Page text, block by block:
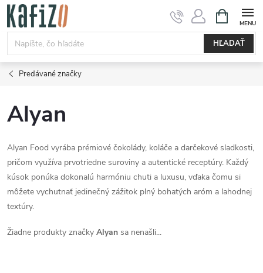
Prejsť
obsah
HĽADAŤ
KOŠÍK
Predávané značky
Alyan
Alyan Food vyrába prémiové čokolády, koláče a darčekové sladkosti,
pričom využíva prvotriedne suroviny a autentické receptúry. Každý
kúsok ponúka dokonalú harmóniu chuti a luxusu, vďaka čomu si
môžete vychutnať jedinečný zážitok plný bohatých aróm a lahodnej
textúry.
Žiadne produkty značky Alyan sa nenašli...